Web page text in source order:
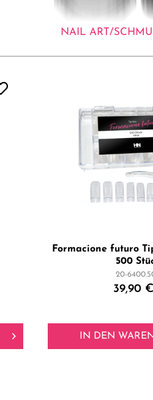
NAIL ART/
Formacione futuro
500
20-
39,90
IN DEN